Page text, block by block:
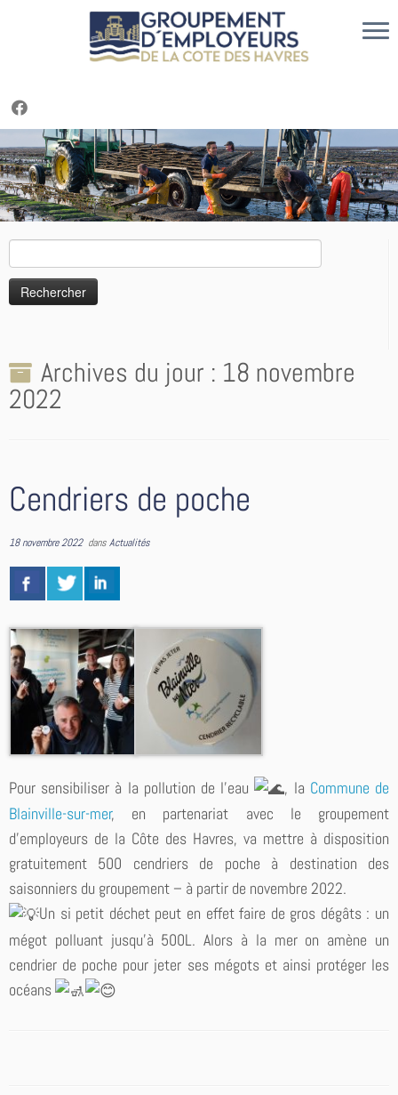
au
contenu
Archives du jour : 18 novembre
2022
Cendriers de poche
18 novembre 2022dansActualités
Pour sensibiliser à la pollution de l’eau , la Commune de
Blainville-sur-mer, en partenariat avec le groupement
d’employeurs de la Côte des Havres, va mettre à disposition
gratuitement 500 cendriers de poche à destination des
saisonniers du groupement – à partir de novembre 2022.
Un si petit déchet peut en effet faire de gros dégâts : un
mégot polluant jusqu’à 500L. Alors à la mer on amène un
cendrier de poche pour jeter ses mégots et ainsi protéger les
océans
Cookies management panel